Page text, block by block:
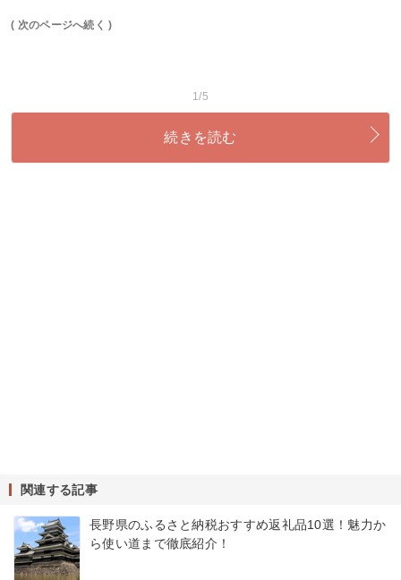
( 次のページへ続く )
1/5
続きを読む
関連する記事
長野県のふるさと納税おすすめ返礼品10選！魅力か
ら使い道まで徹底紹介！